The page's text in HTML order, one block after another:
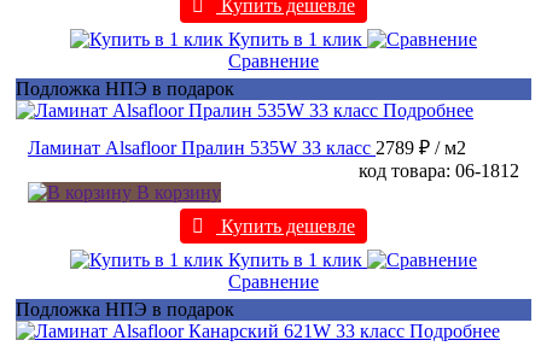
Купить дешевле
Купить в 1 клик
Сравнение
Подложка НПЭ в подарок
Подробнее
Ламинат Alsafloor Пралин 535W 33 класс 2789 ₽ / м2
код товара: 06-1812
В корзину
Купить дешевле
Купить в 1 клик
Сравнение
Подложка НПЭ в подарок
Подробнее